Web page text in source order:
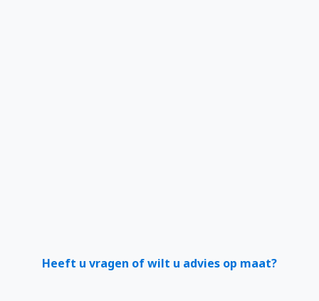
Heeft u vragen of wilt u advies op maat?